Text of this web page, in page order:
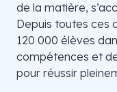
de la matière,
Depuis toutes ces
120 000 élèves
compétences et
pour réussir